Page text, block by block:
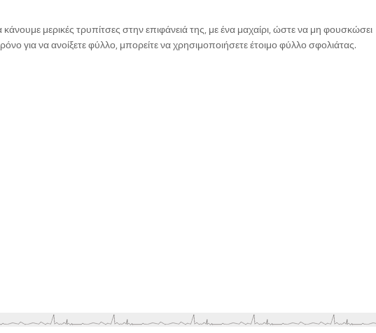
μερικές τρυπίτσες στην επιφάνειά της, με ένα μαχαίρι, ώστε να μη φουσκώσει
για να ανοίξετε φύλλο, μπορείτε να χρησιμοποιήσετε έτοιμο φύλλο σφολιάτας.